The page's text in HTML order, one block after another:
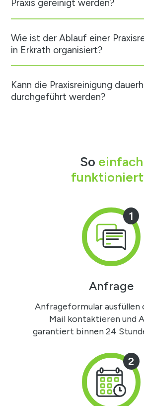
Praxis gereinigt werden?
Wie ist der Ablauf einer
in Erkrath organisiert?
Kann die Praxisreinigung
durchgeführt werden?
So einfach
1
Anfrage
Anfrageformular ausfüllen
Mail kontaktieren und
garantiert binnen 24
2